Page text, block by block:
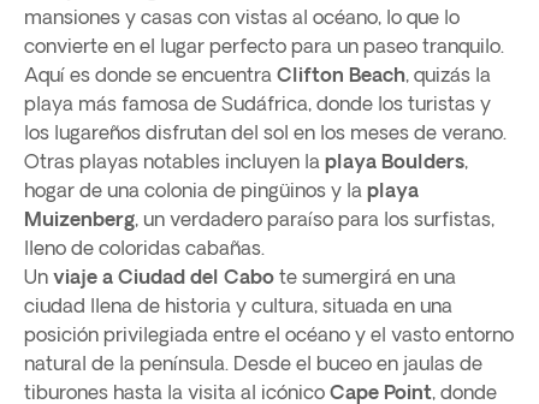
mansiones y casas con vistas al océano, lo que lo
convierte en el lugar perfecto para un paseo tranquilo.
Aquí es donde se encuentra Clifton Beach, quizás la
playa más famosa de Sudáfrica, donde los turistas y
los lugareños disfrutan del sol en los meses de verano.
Otras playas notables incluyen la playa Boulders,
hogar de una colonia de pingüinos y la playa
Muizenberg, un verdadero paraíso para los surfistas,
lleno de coloridas cabañas.
Un viaje a Ciudad del Cabo te sumergirá en una
ciudad llena de historia y cultura, situada en una
posición privilegiada entre el océano y el vasto entorno
natural de la península. Desde el buceo en jaulas de
tiburones hasta la visita al icónico Cape Point, donde